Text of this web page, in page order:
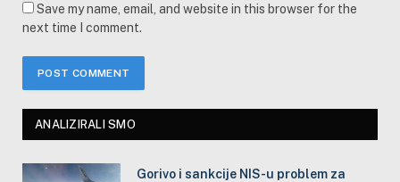
Save my name, email, and website in this browser for the
next time I comment.
ANALIZIRALI SMO
Gorivo i sankcije NIS-u problem za